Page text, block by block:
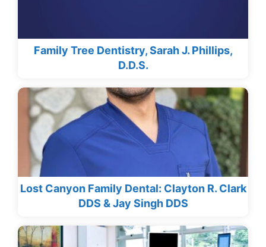
Family Tree Dentistry, Sarah J. Phillips,
D.D.S.
Lost Canyon Family Dental: Clayton R. Clark
DDS & Jay Singh DDS